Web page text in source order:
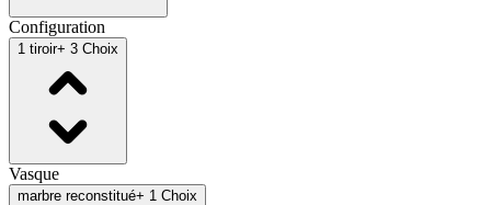
Configuration
1 tiroir+ 3 Choix
Vasque
marbre reconstitué+ 1 Choix